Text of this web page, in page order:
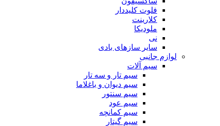
فلوت کلیددار
کلارینت
ملودیکا
نی
سایر سازهای بادی
لوازم جانبی
سیم آلات
سیم تار و سه تار
سیم دیوان و باغلاما
سیم سنتور
سیم عود
سیم کمانچه
سیم گیتار